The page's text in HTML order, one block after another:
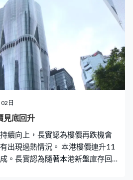
加強兩地資本市場互聯互通。 港
隨著這次我參加這個代表團，接
在未來一段日子，可以看到更多
利用香港的資本市場來集資」。
納國際金融中心管理局訂立的備
品、可持續航空方面展開合作，
目。至於與阿斯塔納交易所的合
市機遇、推動股票雙重上市，以
日
見底回升
續向上，長實認為樓價再跌機會
出現過熱情況。 本港樓價連升11
。長實認為隨著本港新盤庫存回